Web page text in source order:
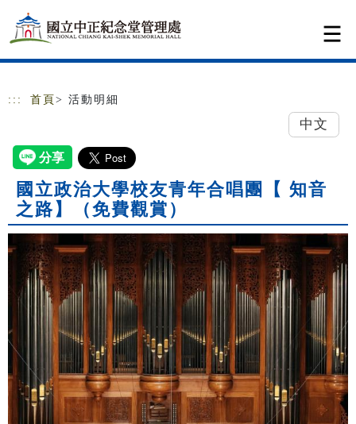
跳到主要內容
網站導覽
::: 首頁 > 活動明細
中文
國立政治大學校友青年合唱團【 知音
之路】（免費觀賞）